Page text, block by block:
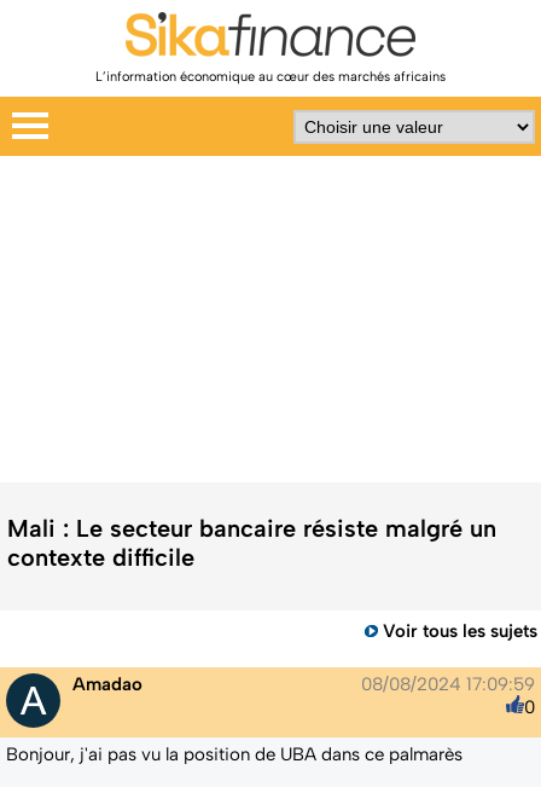
L’information économique au cœur des marchés africains
Mali : Le secteur bancaire résiste malgré un
contexte difficile
Voir tous les sujets
Amadao
08/08/2024 17:09:59
0
Bonjour, j'ai pas vu la position de UBA dans ce palmarès